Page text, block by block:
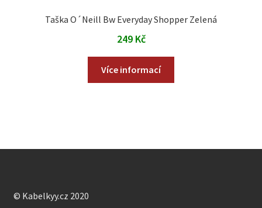
Taška O´Neill Bw Everyday Shopper Zelená
249 Kč
Více informací
© Kabelkyy.cz 2020